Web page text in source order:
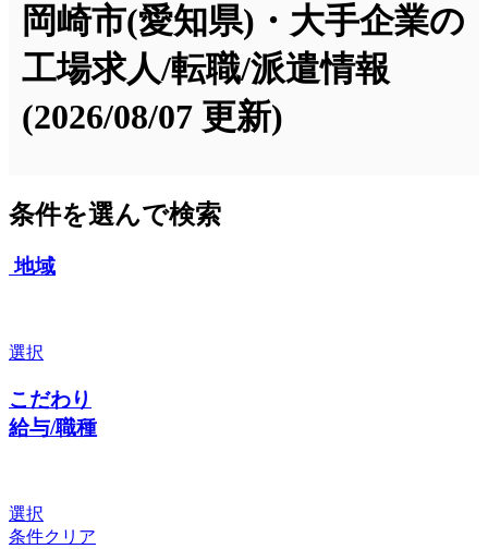
岡崎市(愛知県)・大手企業の
工場求人/転職/派遣情報
(2026/08/07 更新)
条件を選んで検索
地域
選択
こだわり
給与/職種
選択
条件クリア